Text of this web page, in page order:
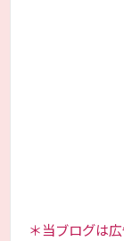
＊当ブログは広